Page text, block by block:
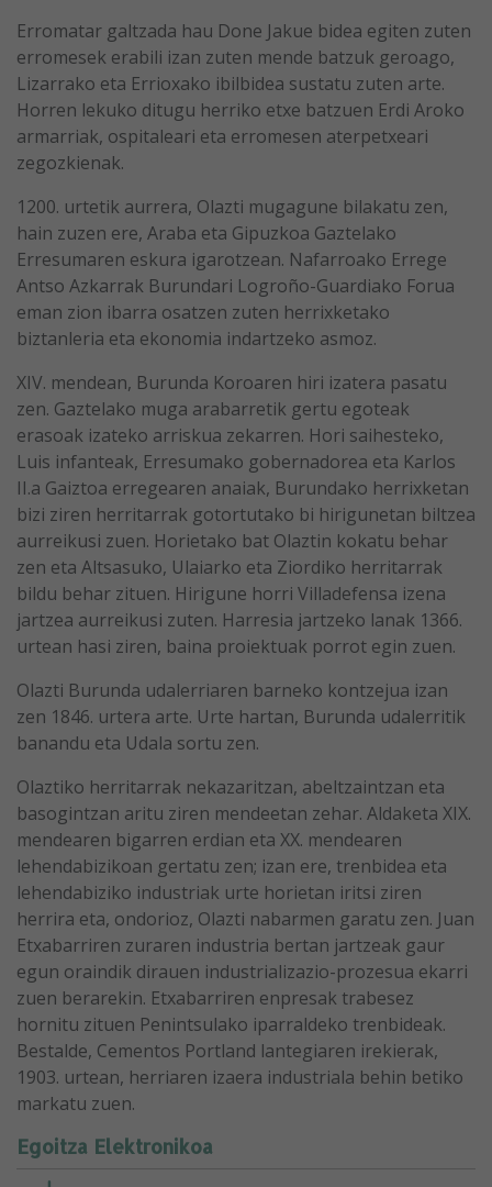
Erromatar galtzada hau Done Jakue bidea egiten zuten
erromesek erabili izan zuten mende batzuk geroago,
Lizarrako eta Errioxako ibilbidea sustatu zuten arte.
Horren lekuko ditugu herriko etxe batzuen Erdi Aroko
armarriak, ospitaleari eta erromesen aterpetxeari
zegozkienak.
1200. urtetik aurrera, Olazti mugagune bilakatu zen,
hain zuzen ere, Araba eta Gipuzkoa Gaztelako
Erresumaren eskura igarotzean. Nafarroako Errege
Antso Azkarrak Burundari Logroño-Guardiako Forua
eman zion ibarra osatzen zuten herrixketako
biztanleria eta ekonomia indartzeko asmoz.
XIV. mendean, Burunda Koroaren hiri izatera pasatu
zen. Gaztelako muga arabarretik gertu egoteak
erasoak izateko arriskua zekarren. Hori saihesteko,
Luis infanteak, Erresumako gobernadorea eta Karlos
II.a Gaiztoa erregearen anaiak, Burundako herrixketan
bizi ziren herritarrak gotortutako bi hirigunetan biltzea
aurreikusi zuen. Horietako bat Olaztin kokatu behar
zen eta Altsasuko, Ulaiarko eta Ziordiko herritarrak
bildu behar zituen. Hirigune horri Villadefensa izena
jartzea aurreikusi zuten. Harresia jartzeko lanak 1366.
urtean hasi ziren, baina proiektuak porrot egin zuen.
Olazti Burunda udalerriaren barneko kontzejua izan
zen 1846. urtera arte. Urte hartan, Burunda udalerritik
banandu eta Udala sortu zen.
Olaztiko herritarrak nekazaritzan, abeltzaintzan eta
basogintzan aritu ziren mendeetan zehar. Aldaketa XIX.
mendearen bigarren erdian eta XX. mendearen
lehendabizikoan gertatu zen; izan ere, trenbidea eta
lehendabiziko industriak urte horietan iritsi ziren
herrira eta, ondorioz, Olazti nabarmen garatu zen. Juan
Etxabarriren zuraren industria bertan jartzeak gaur
egun oraindik dirauen industrializazio-prozesua ekarri
zuen berarekin. Etxabarriren enpresak trabesez
hornitu zituen Penintsulako iparraldeko trenbideak.
Bestalde, Cementos Portland lantegiaren irekierak,
1903. urtean, herriaren izaera industriala behin betiko
markatu zuen.
Egoitza Elektronikoa